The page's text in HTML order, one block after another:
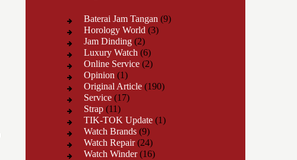
Baterai Jam Tangan (9)
Horology World (3)
Jam Dinding (2)
Luxury Watch (6)
Online Service (2)
Opinion (1)
Original Article (190)
Service (17)
Strap (11)
TIK-TOK Update (1)
Watch Brands (9)
Watch Repair(24)
Watch Winder(16)